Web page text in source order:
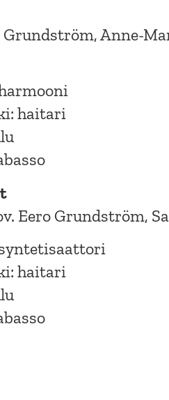
Grundström, Anne-
haitari
Eero Grundström,
haitari